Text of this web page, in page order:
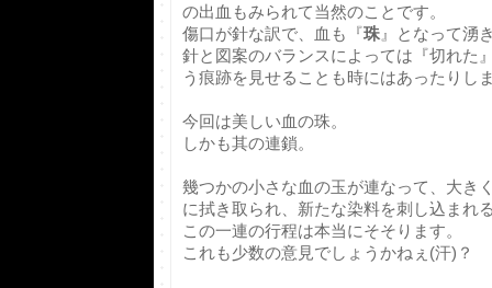
の出血もみられて当然のことです。
傷口が針な訳で、血も『珠 』となって湧
針と図案のバランスによっては『切れた
う痕跡を見せることも時にはあったりし
今回は美しい血の珠。
しかも其の連鎖。
幾つかの小さな血の玉が連なって、大き
に拭き取られ、新たな染料を刺し込まれ
この一連の行程は本当にそそります。
これも少数の意見でしょうかねぇ(汗)？